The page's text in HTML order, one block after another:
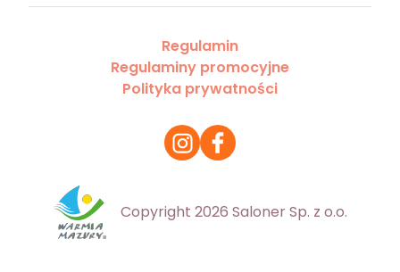
Regulamin
Regulaminy promocyjne
Polityka prywatności
Copyright 2026 Saloner Sp. z o.o.